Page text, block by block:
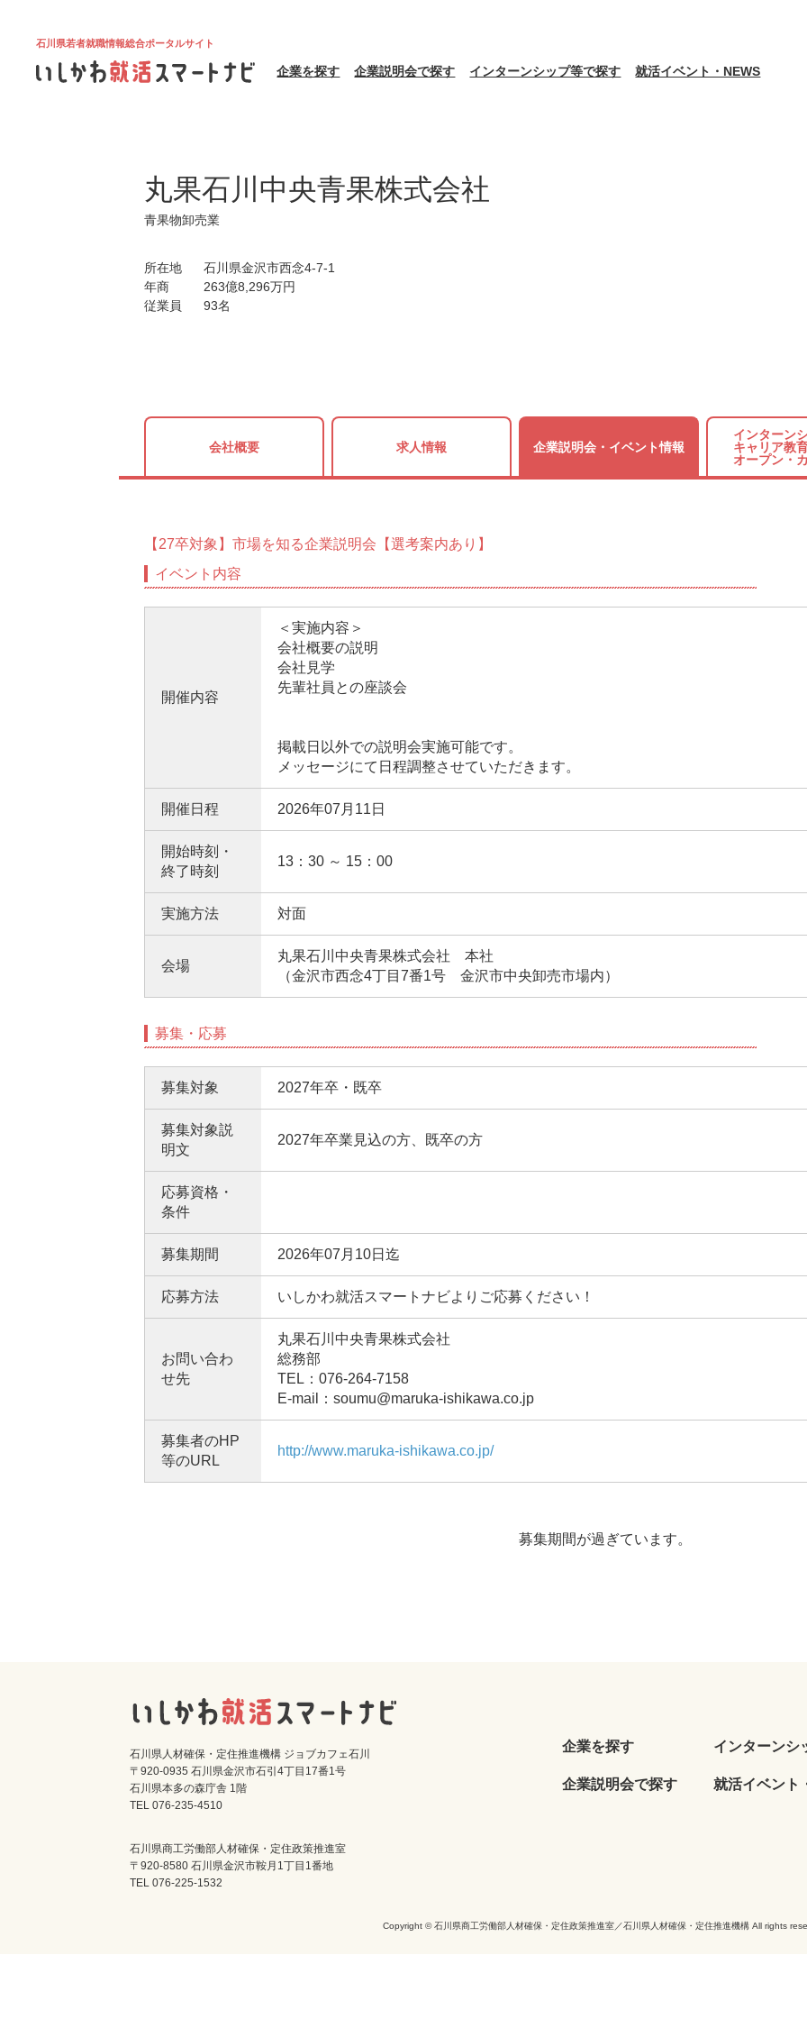
石川県若者就職情報総合ポータルサイト
企業を探す 企業説明会で探す インターンシップ等で探す 就活イベント・NEWS
丸果石川中央青果株式会社
青果物卸売業
所在地
石川県金沢市西念4-7-1
年商
263億8,296万円
従業員
93名
会社概要 求人情報 企業説明会・ イベント情報
インターン
キャリア教
オープン・
【27卒対象】市場を知る企業説明会【選考案内あり】
イベント内容
開催内容
＜実施内容＞
会社概要の説明
会社見学
先輩社員との座談会
掲載日以外での説明会実施可能です。
メッセージにて日程調整させていただきます。
開催日程 2026年07月11日
開始時刻・
終了時刻
13：30 ～ 15：00
実施方法 対面
会場
丸果石川中央青果株式会社 本社
（金沢市西念4丁目7番1号 金沢市中央卸売市場内）
募集・応募
募集対象 2027年卒・既卒
募集対象説
明文
2027年卒業見込の方、既卒の方
応募資格・
条件
募集期間 2026年07月10日迄
応募方法 いしかわ就活スマートナビよりご応募ください！
お問い合わ
せ先
丸果石川中央青果株式会社
総務部
TEL：076-264-7158
E-mail：soumu@maruka-ishikawa.co.jp
募集者のHP
等のURL
http://www.maruka-ishikawa.co.jp/
募集期間が過ぎています。
石川県人材確保・定住推進機構 ジョブカフェ石川
〒920-0935 石川県金沢市石引4丁目17番1号
石川県本多の森庁舎 1階
TEL 076-235-4510
石川県商工労働部人材確保・定住政策推進室
〒920-8580 石川県金沢市鞍月1丁目1番地
TEL 076-225-1532
企業を探す
企業説明会で探す
インターンシ
就活イベント
Copyright © 石川県商工労働部人材確保・定住政策推進室／石川県人材確保・定住推進機構 All rights